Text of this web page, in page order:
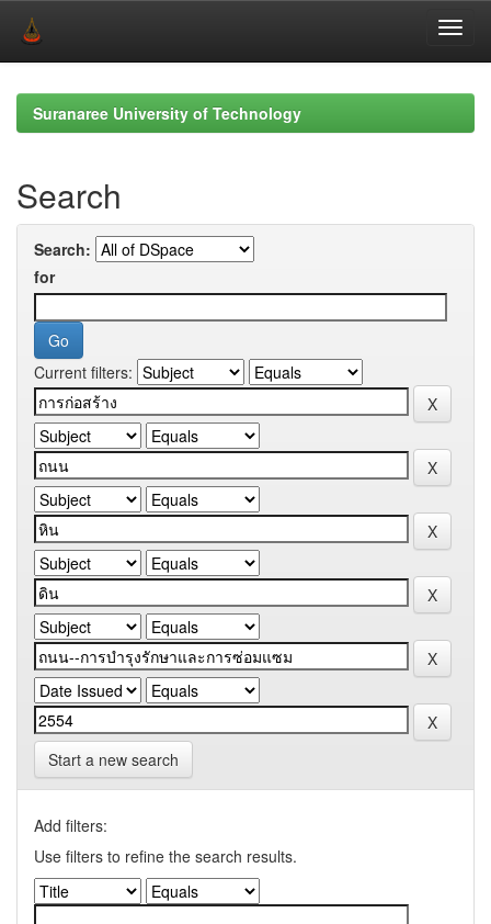
navigationSuranaree University of Technology
Search
Search:
for
Current filters:
Start a new search
Add filters:
Use filters to refine the search results.